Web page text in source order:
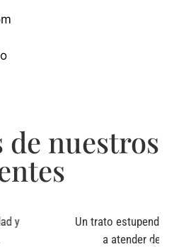
nuestros
parte de expertos dispuestos
cercana y agradable.